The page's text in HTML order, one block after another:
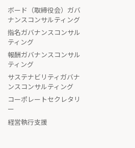
ボード（取締役会）ガバ
ナンスコンサルティング
指名ガバナンスコンサル
ティング
報酬ガバナンスコンサル
ティング
サステナビリティガバナ
ンスコンサルティング
コーポレートセクレタリ
ー
経営執行支援